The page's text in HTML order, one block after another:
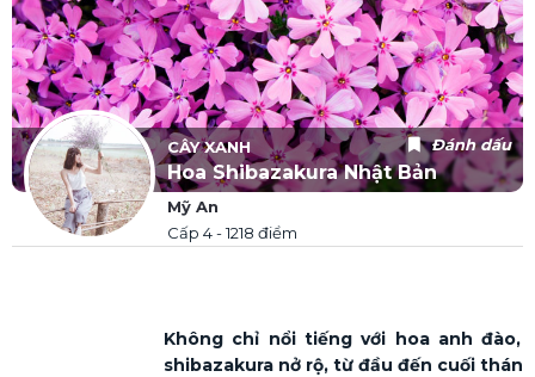
Mỹ An
Cấp 4 - 1218 điểm
Đánh dấu
CÂY XANH
Hoa Shibazakura Nhật Bản
Không chỉ nổi tiếng với hoa anh
shibazakura nở rộ, từ đầu đến cuối